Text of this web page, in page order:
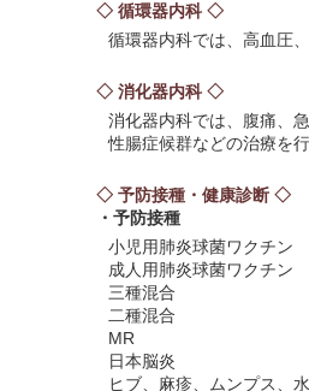
◇ 循環器内科 ◇
循環器内科では、高血圧
◇ 消化器内科 ◇
消化器内科では、腹痛、
性腸症候群などの治療を行
◇ 予防接種・健康診断 ◇
・予防接種
小児用肺炎球菌ワクチン
成人用肺炎球菌ワクチン
三種混合
二種混合
MR
日本脳炎
ヒブ、麻疹、ムンプス、